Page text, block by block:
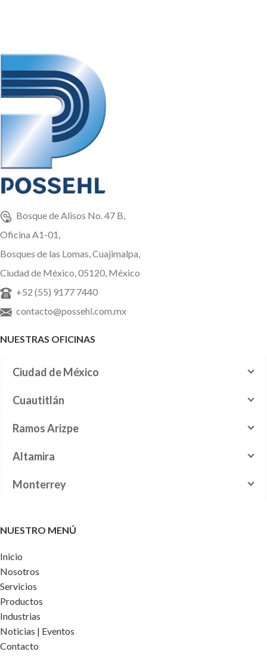
Bosque de Alisos No. 47 B,
Oficina A1-01,
Bosques de las Lomas, Cuajimalpa,
Ciudad de México, 05120, México
+52 (55) 9177 7440
contacto@possehl.com.mx
NUESTRAS OFICINAS
Ciudad de México
Cuautitlán
Ramos Arizpe
Altamira
Monterrey
NUESTRO MENÚ
Inicio
Nosotros
Servicios
Productos
Industrias
Noticias | Eventos
Contacto